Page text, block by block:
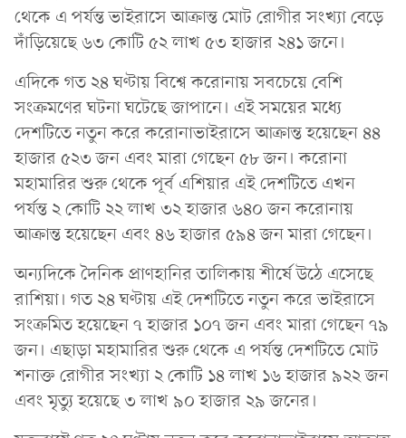
থেকে এ পর্যন্ত ভাইরাসে আক্রান্ত মোট রোগীর সংখ্যা বেড়ে
দাঁড়িয়েছে ৬৩ কোটি ৫২ লাখ ৫৩ হাজার ২৪১ জনে।
এদিকে গত ২৪ ঘণ্টায় বিশ্বে করোনায় সবচেয়ে বেশি
সংক্রমণের ঘটনা ঘটেছে জাপানে। এই সময়ের মধ্যে
দেশটিতে নতুন করে করোনাভাইরাসে আক্রান্ত হয়েছেন ৪৪
হাজার ৫২৩ জন এবং মারা গেছেন ৫৮ জন। করোনা
মহামারির শুরু থেকে পূর্ব এশিয়ার এই দেশটিতে এখন
পর্যন্ত ২ কোটি ২২ লাখ ৩২ হাজার ৬৪০ জন করোনায়
আক্রান্ত হয়েছেন এবং ৪৬ হাজার ৫৯৪ জন মারা গেছেন।
অন্যদিকে দৈনিক প্রাণহানির তালিকায় শীর্ষে উঠে এসেছে
রাশিয়া। গত ২৪ ঘণ্টায় এই দেশটিতে নতুন করে ভাইরাসে
সংক্রমিত হয়েছেন ৭ হাজার ১০৭ জন এবং মারা গেছেন ৭৯
জন। এছাড়া মহামারির শুরু থেকে এ পর্যন্ত দেশটিতে মোট
শনাক্ত রোগীর সংখ্যা ২ কোটি ১৪ লাখ ১৬ হাজার ৯২২ জন
এবং মৃত্যু হয়েছে ৩ লাখ ৯০ হাজার ২৯ জনের।